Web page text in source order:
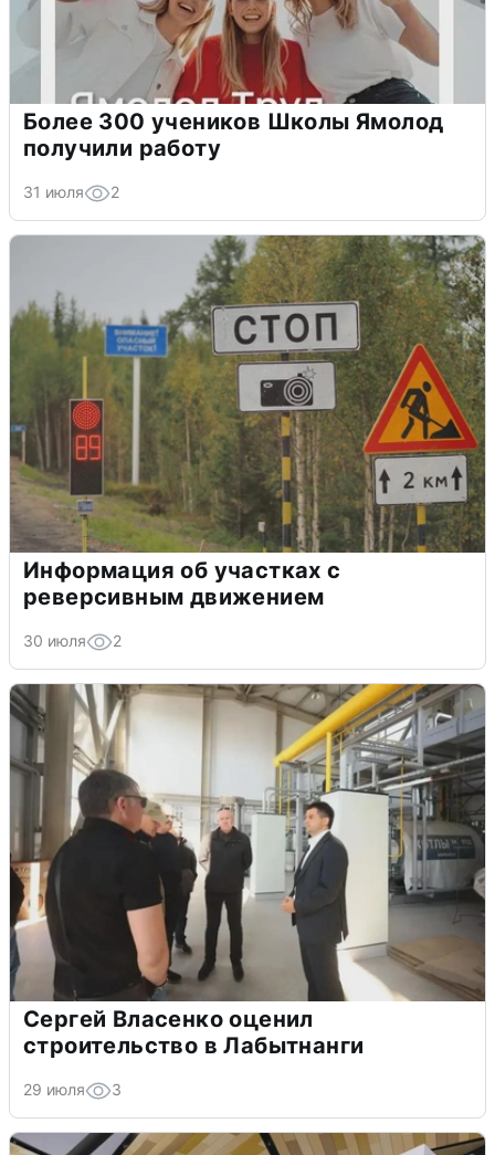
Более 300 учеников Школы Ямолод
получили работу
31 июля 2
Информация об участках с
реверсивным движением
30 июля 2
Сергей Власенко оценил
строительство в Лабытнанги
29 июля 3